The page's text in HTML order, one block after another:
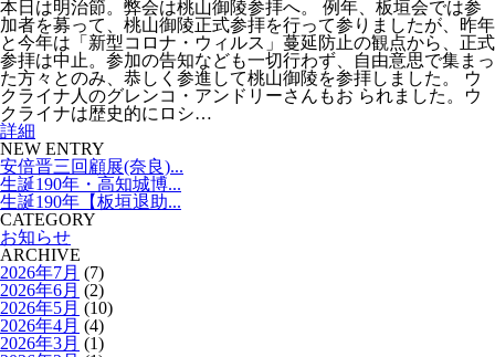
本日は明治節。弊会は桃山御陵参拝へ。 例年、板垣会では参
加者を募って、桃山御陵正式参拝を行って参りましたが、昨年
と今年は「新型コロナ・ウィルス」蔓延防止の観点から、正式
参拝は中止。参加の告知なども一切行わず、自由意思で集まっ
た方々とのみ、恭しく参進して桃山御陵を参拝しました。 ウ
クライナ人のグレンコ・アンドリーさんもお られました。ウ
クライナは歴史的にロシ…
詳細
NEW ENTRY
安倍晋三回顧展(奈良)...
生誕190年・高知城博...
生誕190年【板垣退助...
CATEGORY
お知らせ
ARCHIVE
2026年7月 (7)
2026年6月 (2)
2026年5月 (10)
2026年4月 (4)
2026年3月 (1)